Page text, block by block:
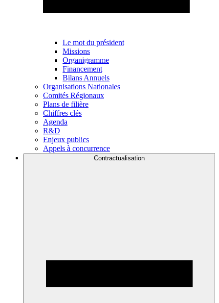
Le mot du président
Missions
Organigramme
Financement
Bilans Annuels
Organisations Nationales
Comités Régionaux
Plans de filière
Chiffres clés
Agenda
R&D
Enjeux publics
Appels à concurrence
Contractualisation